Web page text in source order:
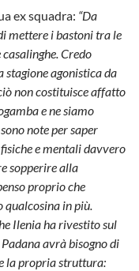
ex squadra: “Da
mettere i bastoni tra le
Credo
stagione agonistica da
non costituisce affatto
e ne siamo
note per saper
e mentali davvero
sopperire alla
proprio che
qualcosina in più.
Ilenia ha rivestito sul
avrà bisogno di
la propria struttura: